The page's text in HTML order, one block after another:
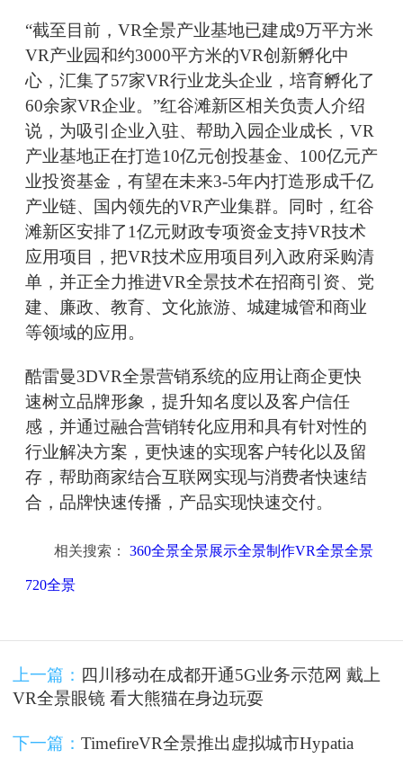
“截至目前，VR全景产业基地已建成9万平方米
VR产业园和约3000平方米的VR创新孵化中
心，汇集了57家VR行业龙头企业，培育孵化了
60余家VR企业。”红谷滩新区相关负责人介绍
说，为吸引企业入驻、帮助入园企业成长，VR
产业基地正在打造10亿元创投基金、100亿元产
业投资基金，有望在未来3-5年内打造形成千亿
产业链、国内领先的VR产业集群。同时，红谷
滩新区安排了1亿元财政专项资金支持VR技术
应用项目，把VR技术应用项目列入政府采购清
单，并正全力推进VR全景技术在招商引资、党
建、廉政、教育、文化旅游、城建城管和商业
等领域的应用。
酷雷曼3DVR全景营销系统的应用让商企更快
速树立品牌形象，提升知名度以及客户信任
感，并通过融合营销转化应用和具有针对性的
行业解决方案，更快速的实现客户转化以及留
存，帮助商家结合互联网实现与消费者快速结
合，品牌快速传播，产品实现快速交付。
相关搜索： 360全景全景展示全景制作VR全景全景
720全景
上一篇： 四川移动在成都开通5G业务示范网 戴上
VR全景眼镜 看大熊猫在身边玩耍
下一篇： TimefireVR全景推出虚拟城市Hypatia